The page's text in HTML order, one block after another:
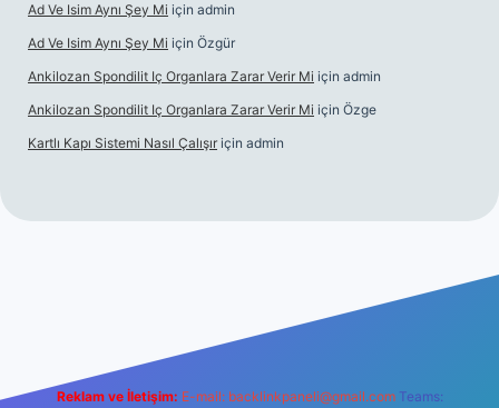
Ad Ve Isim Aynı Şey Mi için admin
Ad Ve Isim Aynı Şey Mi için Özgür
Ankilozan Spondilit Iç Organlara Zarar Verir Mi için admin
Ankilozan Spondilit Iç Organlara Zarar Verir Mi için Özge
Kartlı Kapı Sistemi Nasıl Çalışır için admin
Reklam ve İletişim: E-mail: backlinkpaneli@gmail.com Teams: